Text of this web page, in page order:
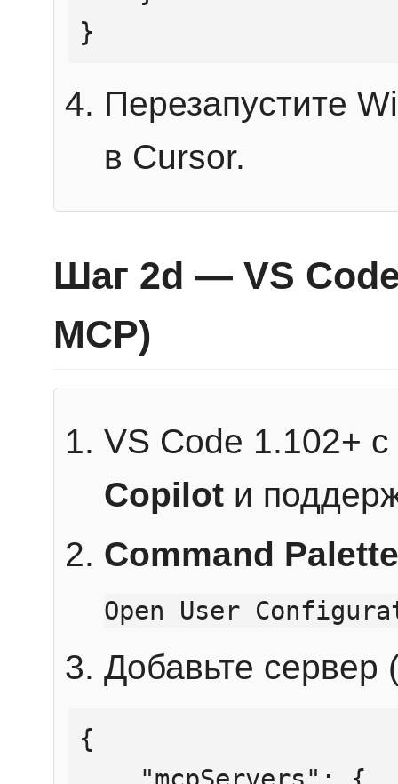
}
Перезапустите
в Cursor.
Шаг 2d — VS
MCP)
VS Code 1.102+
Copilot и
Command Palette
Open User
Добавьте сервер
{